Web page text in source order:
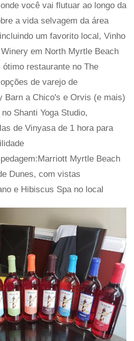
você vai flutuar ao longo da
a vida selvagem da área
um favorito local, Vinho
em North Myrtle Beach
restaurante no The
de varejo de
Barn a Chico's e Orvis (e mais)
Shanti Yoga Studio,
de Vinyasa de 1 hora para
Myrtle Beach
Dunes, com vistas
e Hibiscus Spa no local